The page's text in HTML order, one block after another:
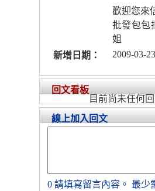
歡迎您來
批發包包
姐
新增日期：
2009-03-
回文看板
目前尚未任何
線上加入回文
0 請填寫留言內容。 最少